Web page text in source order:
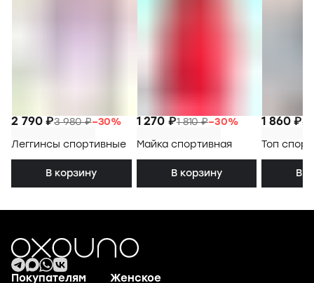
2 790 ₽3 980 ₽−30%
Леггинсы спортивные
В корзину
1 270 ₽1 810 ₽−30%
Майка спортивная
В корзину
1 860 ₽2
Топ
В
Покупателям Женское